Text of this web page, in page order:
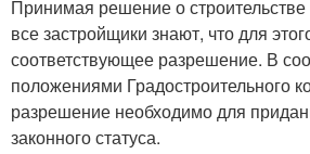
Принимая решение о строительстве
все застройщики знают, что для
соответствующее разрешение. В
положениями Градостроительного
разрешение необходимо для
законного статуса.